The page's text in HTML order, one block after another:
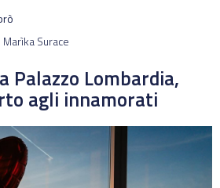
Surace
Palazzo Lombardia,
agli innamorati